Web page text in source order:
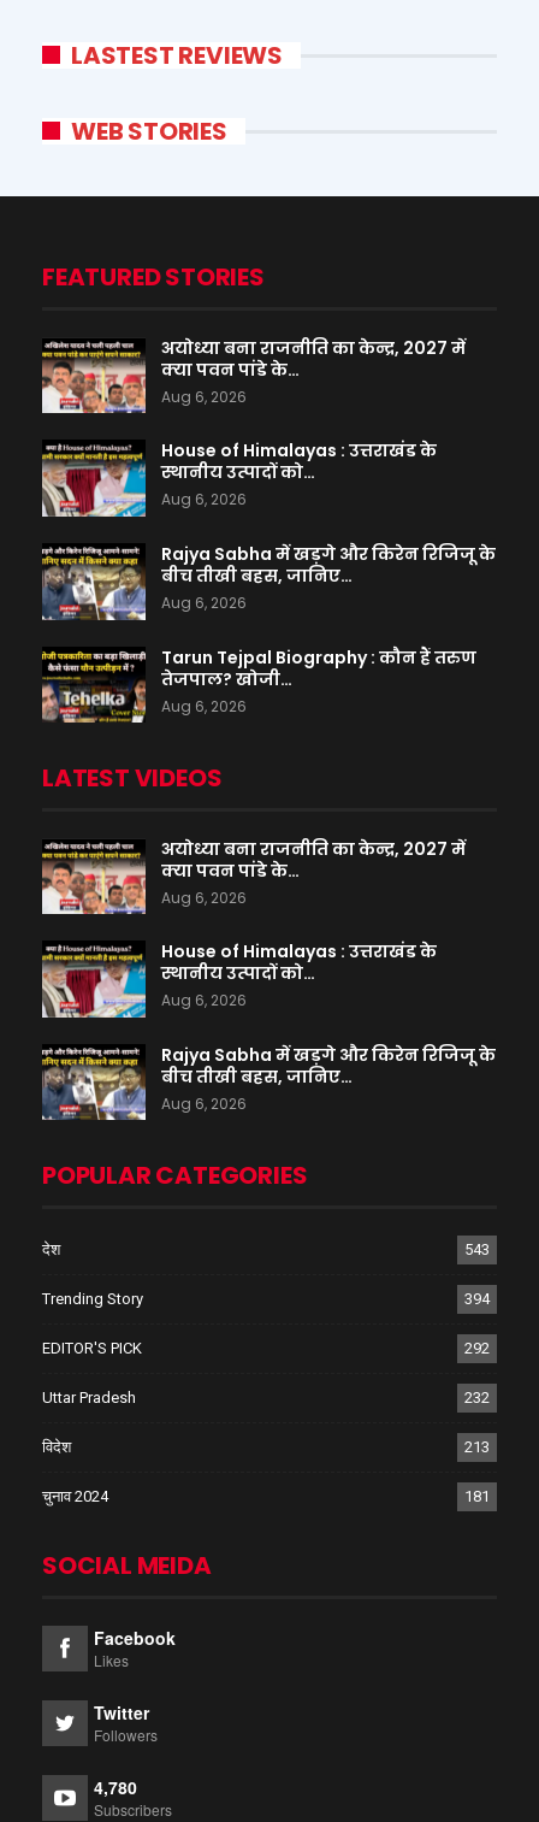
LASTEST REVIEWS
WEB STORIES
FEATURED STORIES
अयोध्या बना राजनीति का केन्द्र, 2027 में
क्या पवन पांडे के…
Aug 6, 2026
House of Himalayas : उत्तराखंड के
स्थानीय उत्पादों को…
Aug 6, 2026
Rajya Sabha में खड़गे और किरेन रिजिजू के
बीच तीखी बहस, जानिए…
Aug 6, 2026
Tarun Tejpal Biography : कौन हैं तरुण
तेजपाल? खोजी…
Aug 6, 2026
LATEST VIDEOS
अयोध्या बना राजनीति का केन्द्र, 2027 में
क्या पवन पांडे के…
Aug 6, 2026
House of Himalayas : उत्तराखंड के
स्थानीय उत्पादों को…
Aug 6, 2026
Rajya Sabha में खड़गे और किरेन रिजिजू के
बीच तीखी बहस, जानिए…
Aug 6, 2026
POPULAR CATEGORIES
देश 543
Trending Story 394
EDITOR'S PICK 292
Uttar Pradesh 232
विदेश 213
चुनाव 2024 181
SOCIAL MEIDA
Facebook
Likes
Twitter
Followers
4,780
Subscribers